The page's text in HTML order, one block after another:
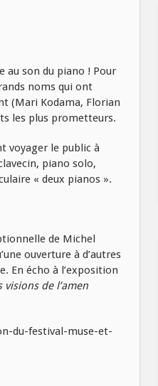
au son du piano ! Pour
noms qui ont
(Mari Kodama, Florian
les plus prometteurs.
voyager le public à
piano solo,
« deux pianos ».
de Michel
ouverture à d’autres
En écho à l’exposition
visions de l’amen
du-festival-muse-et-